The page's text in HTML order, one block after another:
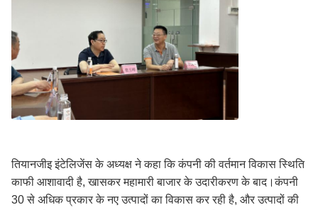
तियानजीइ इंटेलिजेंस के अध्यक्ष ने कहा कि कंपनी की वर्तमान विकास स्थिति
काफी आशावादी है, खासकर महामारी बाजार के उदारीकरण के बाद।कंपनी
30 से अधिक प्रकार के नए उत्पादों का विकास कर रही है, और उत्पादों की